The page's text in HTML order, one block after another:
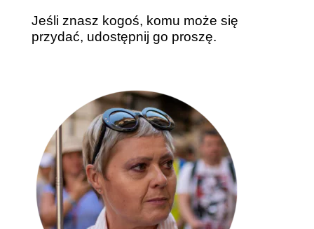
Jeśli znasz kogoś, komu może się
przydać, udostępnij go proszę.